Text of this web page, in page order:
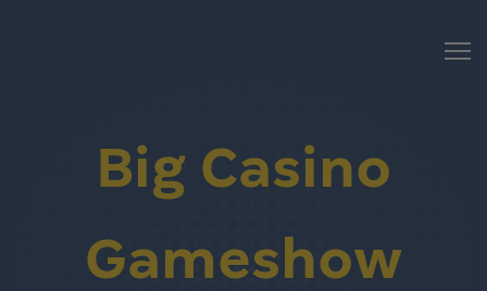
Big Casino
Gameshow